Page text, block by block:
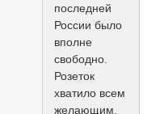
последней
России было
вполне
свободно.
Розеток
хватило всем
желающим.